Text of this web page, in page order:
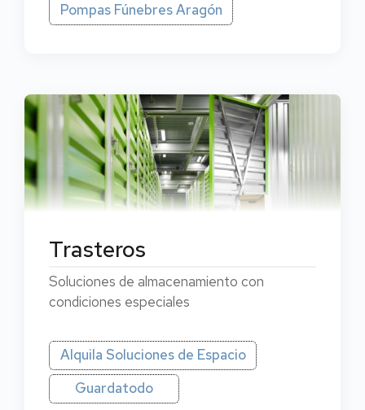
Pompas Fúnebres Aragón
Trasteros
Soluciones de almacenamiento con
condiciones especiales
Alquila Soluciones de Espacio
Guardatodo